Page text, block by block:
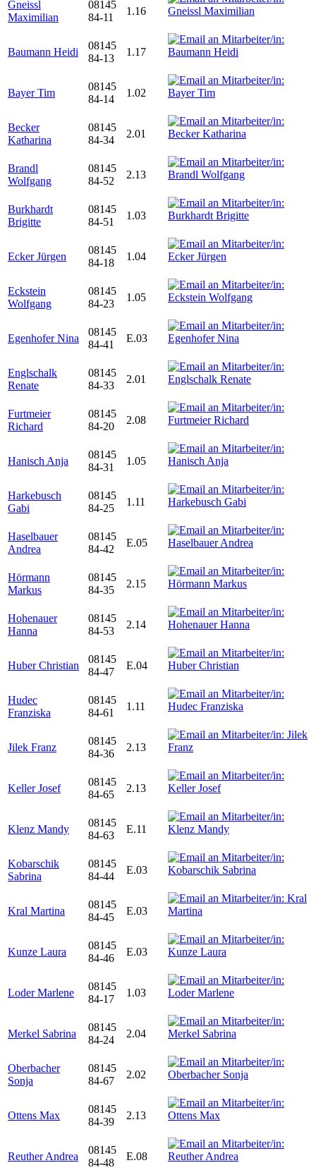
Gneissl
Maximilian
08145
84-11
1.16
Baumann Heidi
08145
84-13
1.17
Bayer Tim
08145
84-14
1.02
Becker
Katharina
08145
84-34
2.01
Brandl
Wolfgang
08145
84-52
2.13
Burkhardt
Brigitte
08145
84-51
1.03
Ecker Jürgen
08145
84-18
1.04
Eckstein
Wolfgang
08145
84-23
1.05
Egenhofer Nina
08145
84-41
E.03
Englschalk
Renate
08145
84-33
2.01
Furtmeier
Richard
08145
84-20
2.08
Hanisch Anja
08145
84-31
1.05
Harkebusch
Gabi
08145
84-25
1.11
Haselbauer
Andrea
08145
84-42
E.05
Hörmann
Markus
08145
84-35
2.15
Hohenauer
Hanna
08145
84-53
2.14
Huber Christian
08145
84-47
E.04
Hudec
Franziska
08145
84-61
1.11
Jilek Franz
08145
84-36
2.13
Keller Josef
08145
84-65
2.13
Klenz Mandy
08145
84-63
E.11
Kobarschik
Sabrina
08145
84-44
E.03
Kral Martina
08145
84-45
E.03
Kunze Laura
08145
84-46
E.03
Loder Marlene
08145
84-17
1.03
Merkel Sabrina
08145
84-24
2.04
Oberbacher
Sonja
08145
84-67
2.02
Ottens Max
08145
84-39
2.13
Reuther Andrea
08145
84-48
E.08